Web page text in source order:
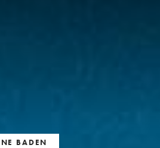
BADEN